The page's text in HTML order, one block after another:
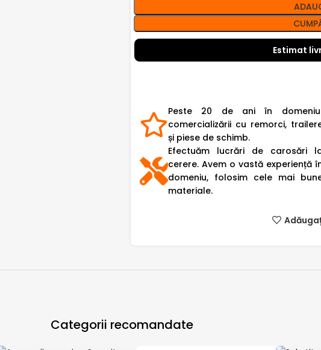
Estimat
Peste 20 de ani în
comercializării cu remorci,
și piese de schimb.
Efectuăm lucrări de carosări
cerere. Avem o vastă experiență
domeniu, folosim cele mai
materiale.
Categorii recomandate